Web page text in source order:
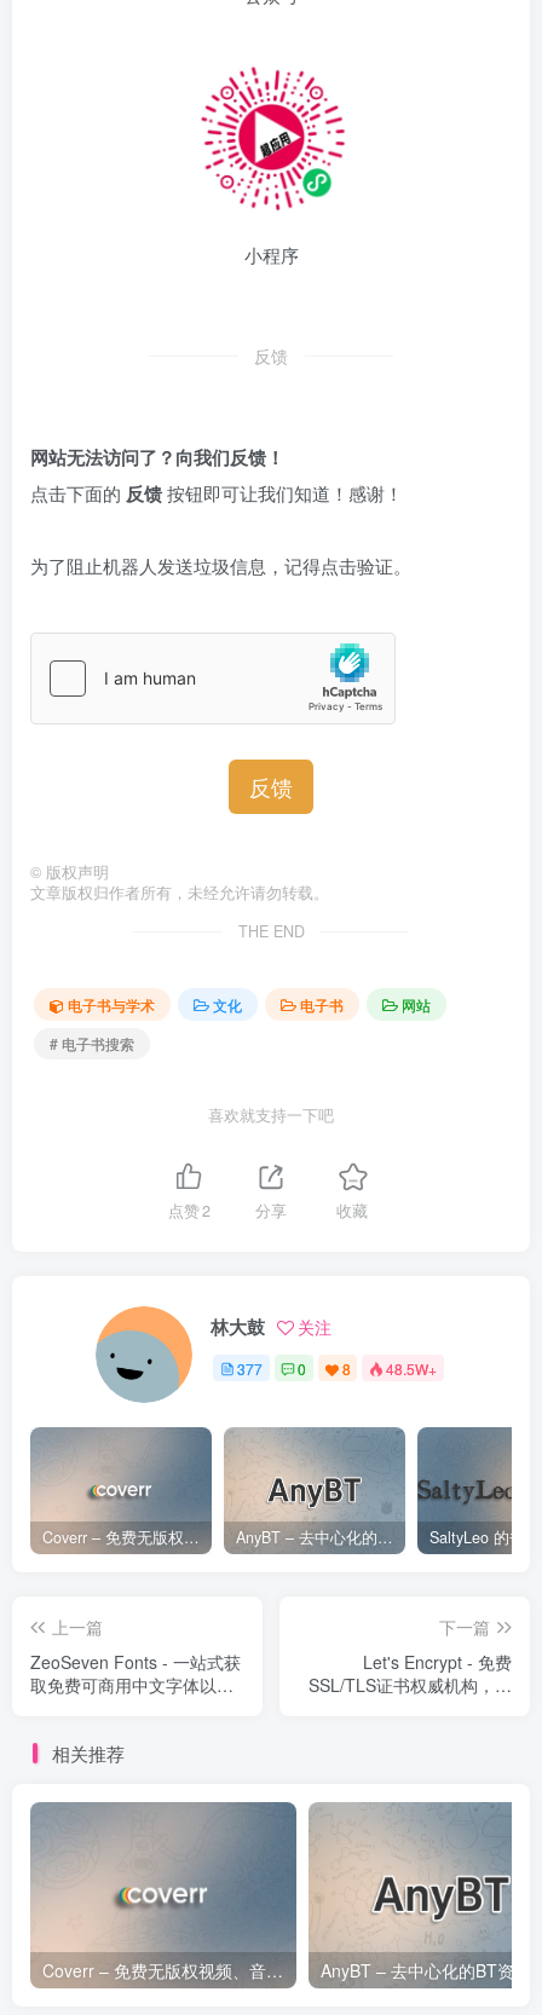
小程序
反馈
网站无法访问了？向我们反馈！
点击下面的 反馈按钮即可让我们知道！感谢！
为了阻止机器人发送垃圾信息，记得点击验证。
反馈
© 版权声明
文章版权归作者所有，未经允许请勿转载。
THE END
电子书与学术 文化 电子书
网站
# 电子书搜索
喜欢就支持一下吧
点赞2 分享 收藏
林大鼓 关注
377 0 8 48.5W+
Coverr – 免费无版权视频、音乐、图片下载网站 AnyBT – 去中心化的BT资源下载网站
上一篇
ZeoSeven Fonts - 一站式获
取免费可商用中文字体以及
下一篇
Let's Encrypt - 免费
SSL/TLS证书权威机构，构
相关推荐
Coverr – 免费无版权视频、音乐、图片下载网站